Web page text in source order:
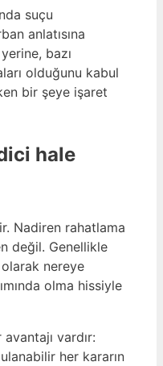
suçu
anlatısına
bazı
olduğunu kabul
bir şeye işaret
hale
Nadiren rahatlama
değil. Genellikle
nereye
olma hissiyle
vardır:
her kararın